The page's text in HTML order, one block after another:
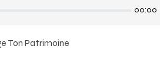
00:00
Ton Patrimoine